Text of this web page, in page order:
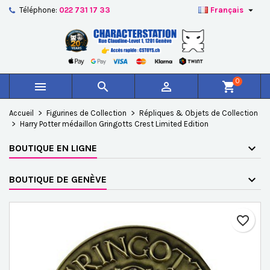
Téléphone: 022 731 17 33 Français 
   shopping_cart0
Accueil Figurines de Collection
Répliques & Objets de Collection
Harry Potter médaillon Gringotts Crest Limited Edition
BOUTIQUE EN LIGNE
BOUTIQUE DE GENÈVE
favorite_border
Créer une nouvelle liste
Nom de la liste d'envies
Annuler Créer une liste d'envies
Vous devez être connecté pour ajouter des produits à
votre liste d'envies.